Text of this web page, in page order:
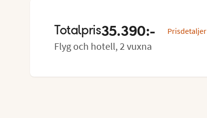
Totalpris35.390:-
Flyg och hotell, 2 vuxna
Prisdetaljer